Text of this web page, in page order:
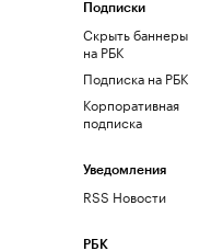
Подписки
Скрыть баннеры
на РБК
Подписка на РБК
Корпоративная
подписка
Уведомления
RSS Новости
РБК